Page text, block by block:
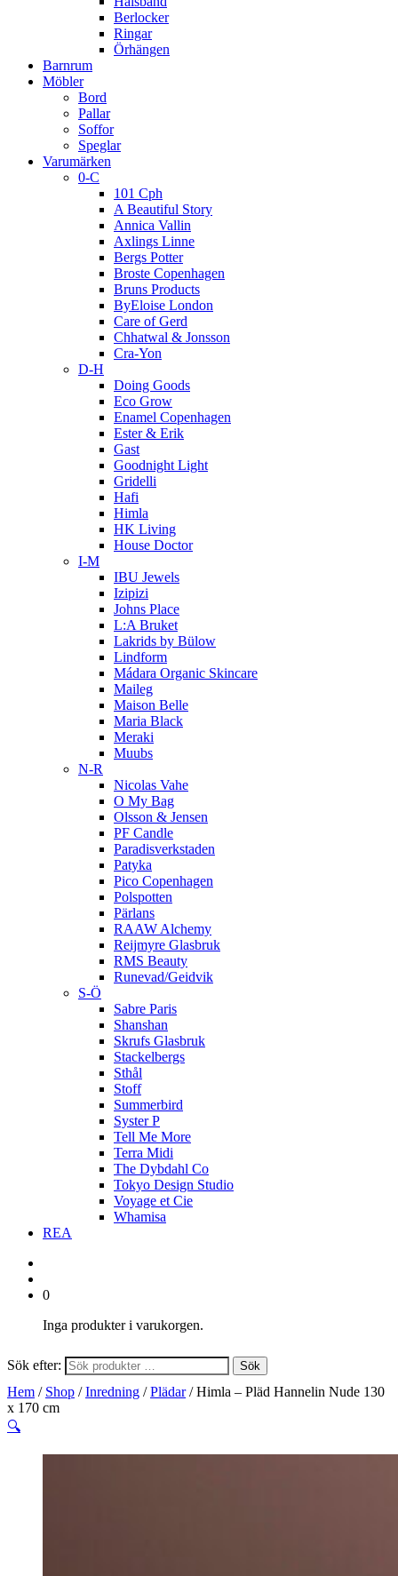
Berlocker
Ringar
Örhängen
Barnrum
Möbler
Bord
Pallar
Soffor
Speglar
Varumärken
0-C
101 Cph
A Beautiful Story
Annica Vallin
Axlings Linne
Bergs Potter
Broste Copenhagen
Bruns Products
ByEloise London
Care of Gerd
Chhatwal & Jonsson
Cra-Yon
D-H
Doing Goods
Eco Grow
Enamel Copenhagen
Ester & Erik
Gast
Goodnight Light
Gridelli
Hafi
Himla
HK Living
House Doctor
I-M
IBU Jewels
Izipizi
Johns Place
L:A Bruket
Lakrids by Bülow
Lindform
Mádara Organic Skincare
Maileg
Maison Belle
Maria Black
Meraki
Muubs
N-R
Nicolas Vahe
O My Bag
Olsson & Jensen
PF Candle
Paradisverkstaden
Patyka
Pico Copenhagen
Polspotten
Pärlans
RAAW Alchemy
Reijmyre Glasbruk
RMS Beauty
Runevad/Geidvik
S-Ö
Sabre Paris
Shanshan
Skrufs Glasbruk
Stackelbergs
Sthål
Stoff
Summerbird
Syster P
Tell Me More
Terra Midi
The Dybdahl Co
Tokyo Design Studio
Voyage et Cie
Whamisa
REA
0
Inga produkter i varukorgen.
Sök efter: Sök
Hem / Shop /Inredning /Plädar/ Himla – Pläd Hannelin Nude 130
x 170 cm
🔍